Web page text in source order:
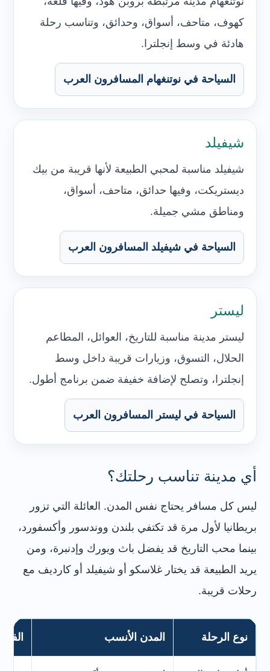
كهوف، متاحف، أسواق، وحدائق، وتناسب رحلة
هادئة في وسط إنجلترا.
السياحة في نوتنغهام المسافرون العرب
شيفيلد
شيفيلد مناسبة لمحبي الطبيعة لأنها قريبة من بيك
ديستريكت، وفيها حدائق، متاحف، أسواق،
ومناطق مشي جميلة.
السياحة في شيفيلد المسافرون العرب
ليستر
ليستر مدينة مناسبة للتاريخ، العوائل، المطاعم
الحلال، التسوق، وزيارات قريبة داخل وسط
إنجلترا، وتصلح لإضافة خفيفة ضمن برنامج أطول.
السياحة في ليستر المسافرون العرب
أي مدينة تناسب رحلتك؟
ليس كل مسافر يحتاج نفس المدن. العائلة التي تزور
بريطانيا لأول مرة قد تكتفي بلندن ووندسور وأكسفورد،
بينما محب التاريخ قد يفضل باث ويورك وإدنبرة، ومن
يريد الطبيعة قد يختار غلاسكو أو شيفيلد أو كارديف مع
رحلات قريبة.
نوع الرحلة المدن الأنسب